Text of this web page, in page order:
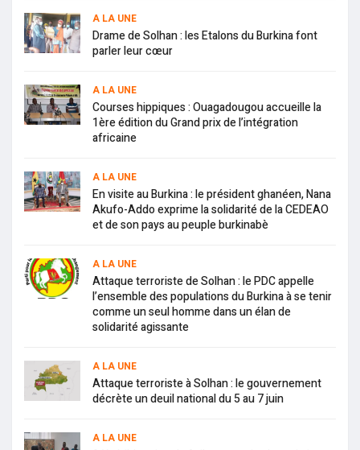
A LA UNE
Drame de Solhan : les Etalons du Burkina font
parler leur cœur
A LA UNE
Courses hippiques : Ouagadougou accueille la
1ère édition du Grand prix de l’intégration
africaine
A LA UNE
En visite au Burkina : le président ghanéen, Nana
Akufo-Addo exprime la solidarité de la CEDEAO
et de son pays au peuple burkinabè
A LA UNE
Attaque terroriste de Solhan : le PDC appelle
l’ensemble des populations du Burkina à se tenir
comme un seul homme dans un élan de
solidarité agissante
A LA UNE
Attaque terroriste à Solhan : le gouvernement
décrète un deuil national du 5 au 7 juin
A LA UNE